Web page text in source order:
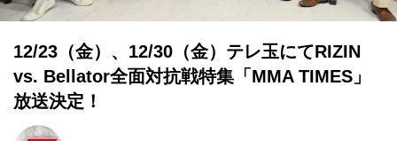
12/23（金）、12/30（金）テレ玉にてRIZIN
vs. Bellator全面対抗戦特集「MMA TIMES」
放送決定！